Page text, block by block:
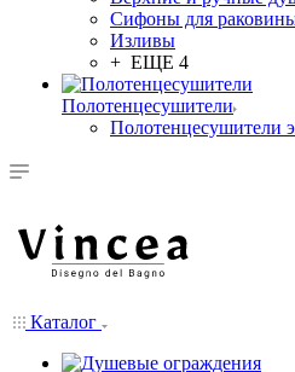
Сифоны для
Изливы
+ ЕЩЕ 4
Полотенцесушители
Полотенцесушители
Каталог